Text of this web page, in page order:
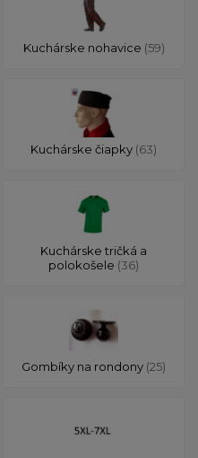
Kuchárske nohavice (59)
Kuchárske čiapky (63)
Kuchárske tričká a
polokošele (36)
Gombíky na rondony (25)